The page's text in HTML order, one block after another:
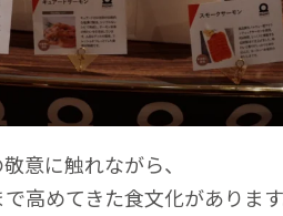
意に触れながら、
高めてきた食文化がありま